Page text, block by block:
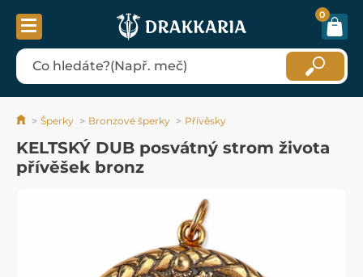
0
Šperky Bronzové šperky Přívěsky
KELTSKÝ DUB posvátný strom života
přívěšek bronz